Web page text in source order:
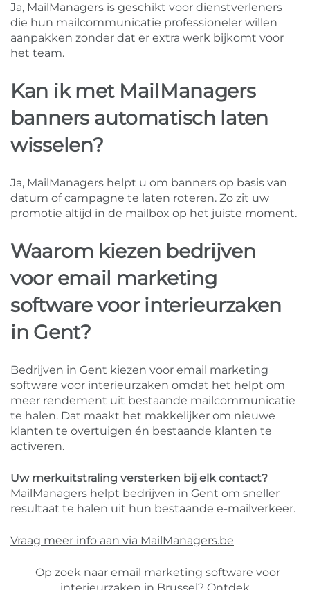
Ja, MailManagers is geschikt voor dienstverleners
die hun mailcommunicatie professioneler willen
aanpakken zonder dat er extra werk bijkomt voor
het team.
Kan ik met MailManagers
banners automatisch laten
wisselen?
Ja, MailManagers helpt u om banners op basis van
datum of campagne te laten roteren. Zo zit uw
promotie altijd in de mailbox op het juiste moment.
Waarom kiezen bedrijven
voor email marketing
software voor interieurzaken
in Gent?
Bedrijven in Gent kiezen voor email marketing
software voor interieurzaken omdat het helpt om
meer rendement uit bestaande mailcommunicatie
te halen. Dat maakt het makkelijker om nieuwe
klanten te overtuigen én bestaande klanten te
activeren.
Uw merkuitstraling versterken bij elk contact?
MailManagers helpt bedrijven in Gent om sneller
resultaat te halen uit hun bestaande e-mailverkeer.
Vraag meer info aan via MailManagers.be
Op zoek naar email marketing software voor